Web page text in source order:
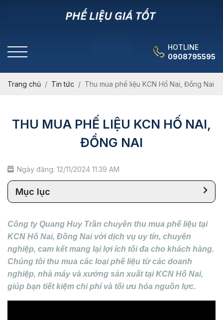
HOTLINE
0908795595
Trang chủ Tin tức Thu mua phế liệu KCN Hố Nai, Đồng Nai
THU MUA PHẾ LIỆU KCN HỐ NAI,
ĐỒNG NAI
Ngày đăng: 12/11/2024 11:39 AM
Mục lục
Công ty Quang Huy Trần chuyên thu mua phế liệu tại
KCN Hố Nai, Đồng Nai với dịch vụ uy tín, chuyên
nghiệp, cam kết mang lại lợi ích tối đa cho khách hàng.
Chúng tôi thu mua các loại phế liệu từ các doanh
nghiệp, nhà máy và xưởng sản xuất tại KCN Hố Nai,
giúp bạn tiết kiệm chi phí và tối ưu hóa nguồn lực.